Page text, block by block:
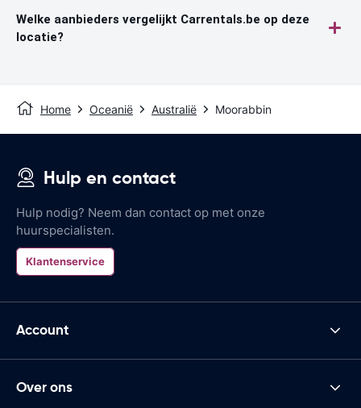
Welke aanbieders vergelijkt Carrentals.be op deze
locatie?
Home Oceanië Australië Moorabbin
Hulp en contact
Hulp nodig? Neem dan contact op met onze
huurspecialisten.
Klantenservice
Account
Over ons